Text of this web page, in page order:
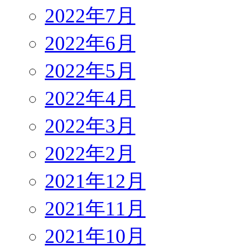
2022年7月
2022年6月
2022年5月
2022年4月
2022年3月
2022年2月
2021年12月
2021年11月
2021年10月